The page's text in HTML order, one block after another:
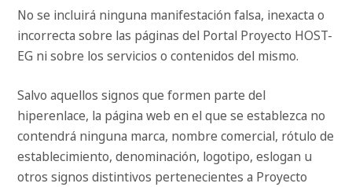
No se incluirá ninguna manifestación falsa, inexacta o
incorrecta sobre las páginas del Portal Proyecto HOST-
EG ni sobre los servicios o contenidos del mismo.
Salvo aquellos signos que formen parte del
hiperenlace, la página web en el que se establezca no
contendrá ninguna marca, nombre comercial, rótulo de
establecimiento, denominación, logotipo, eslogan u
otros signos distintivos pertenecientes a Proyecto